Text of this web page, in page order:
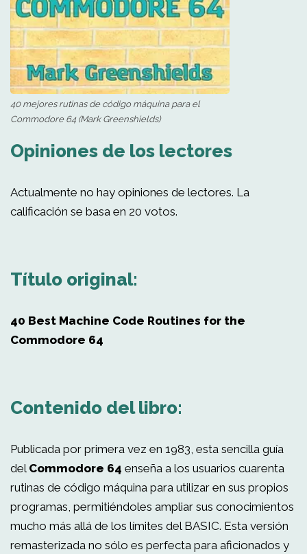
40 mejores rutinas de código máquina para el
Commodore 64 (Mark Greenshields)
Opiniones de los lectores
Actualmente no hay opiniones de lectores. La
calificación se basa en 20 votos.
Título original:
40 Best Machine Code Routines for the
Commodore 64
Contenido del libro:
Publicada por primera vez en 1983, esta sencilla guía
del Commodore 64 enseña a los usuarios cuarenta
rutinas de código máquina para utilizar en sus propios
programas, permitiéndoles ampliar sus conocimientos
mucho más allá de los límites del BASIC. Esta versión
remasterizada no sólo es perfecta para aficionados y